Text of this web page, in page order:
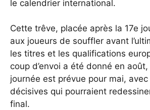
le calendrier international.
Cette trêve, placée après la 17e
aux joueurs de souffler avant
les titres et les qualifications
coup d’envoi a été donné en
journée est prévue pour mai,
décisives qui pourraient
final.